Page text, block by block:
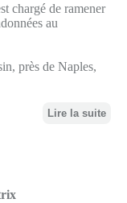
chargé de ramener
au
près de Naples,
Lire la suite